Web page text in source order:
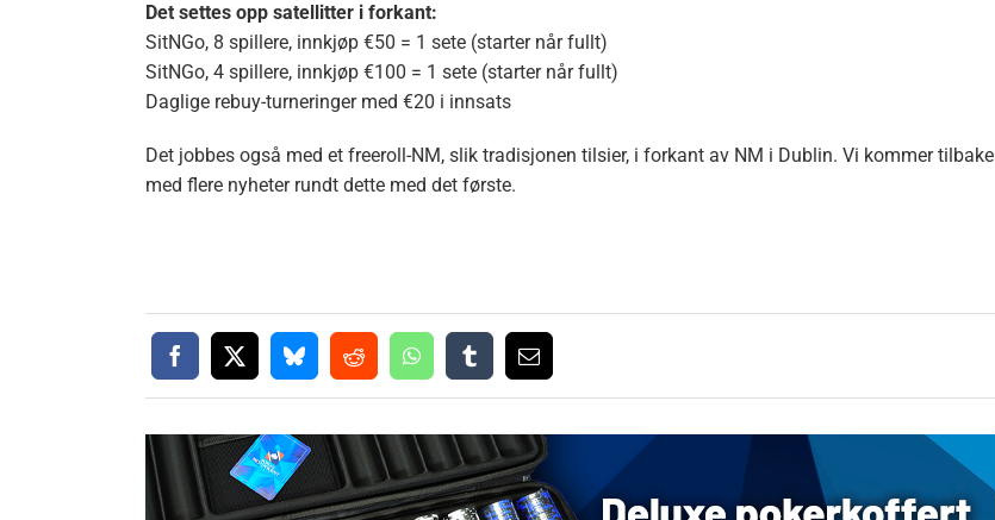
Det settes opp satellitter i forkant:
SitNGo, 8 spillere, innkjøp €50 = 1 sete (starter når fullt)
SitNGo, 4 spillere, innkjøp €100 = 1 sete (starter når fullt)
Daglige rebuy-turneringer med €20 i innsats
Det jobbes også med et freeroll-NM, slik tradisjonen tilsier, i forkant av NM i Dublin. Vi kommer tilbake
med flere nyheter rundt dette med det første.